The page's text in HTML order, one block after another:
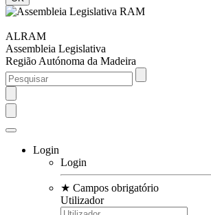
ALRAM
Assembleia Legislativa
Região Autónoma da Madeira
Login
Login
★ Campos obrigatório
Utilizador